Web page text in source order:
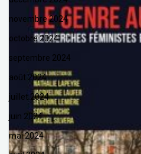
novembre 2024
octobre 2024
septembre 2024
août 2024
juillet 2024
juin 2024
mai 2024